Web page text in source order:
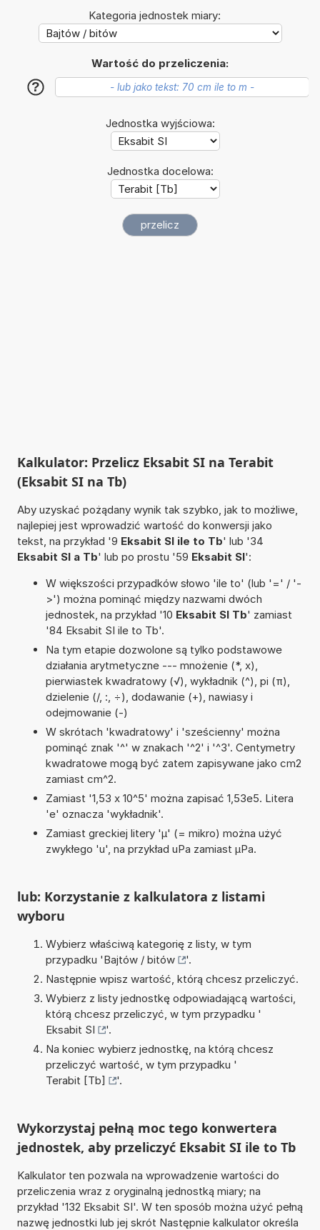
Kategoria jednostek miary:
Wartość do przeliczenia:
?
Jednostka wyjściowa:
Jednostka docelowa:
Kalkulator: Przelicz Eksabit SI na Terabit
(Eksabit SI na Tb)
Aby uzyskać pożądany wynik tak szybko, jak to możliwe,
najlepiej jest wprowadzić wartość do konwersji jako
tekst, na przykład '9 Eksabit SI ile to Tb' lub '34
Eksabit SI a Tb' lub po prostu '59 Eksabit SI':
W większości przypadków słowo 'ile to' (lub '=' / '-
>') można pominąć między nazwami dwóch
jednostek, na przykład '10 Eksabit SI Tb' zamiast
'84 Eksabit SI ile to Tb'.
Na tym etapie dozwolone są tylko podstawowe
działania arytmetyczne --- mnożenie (*, x),
pierwiastek kwadratowy (√), wykładnik (^), pi (π),
dzielenie (/, :, ÷), dodawanie (+), nawiasy i
odejmowanie (-)
W skrótach 'kwadratowy' i 'sześcienny' można
pominąć znak '^' w znakach '^2' i '^3'. Centymetry
kwadratowe mogą być zatem zapisywane jako cm2
zamiast cm^2.
Zamiast '1,53 x 10^5' można zapisać 1,53e5. Litera
'e' oznacza 'wykładnik'.
Zamiast greckiej litery 'µ' (= mikro) można użyć
zwykłego 'u', na przykład uPa zamiast µPa.
lub: Korzystanie z kalkulatora z listami
wyboru
Wybierz właściwą kategorię z listy, w tym
przypadku 'Bajtów / bitów
'.
Następnie wpisz wartość, którą chcesz przeliczyć.
Wybierz z listy jednostkę odpowiadającą wartości,
którą chcesz przeliczyć, w tym przypadku '
Eksabit SI
'.
Na koniec wybierz jednostkę, na którą chcesz
przeliczyć wartość, w tym przypadku '
Terabit [Tb]
'.
Wykorzystaj pełną moc tego konwertera
jednostek, aby przeliczyć Eksabit SI ile to Tb
Kalkulator ten pozwala na wprowadzenie wartości do
przeliczenia wraz z oryginalną jednostką miary; na
przykład '132 Eksabit SI'. W ten sposób można użyć pełną
nazwę jednostki lub jej skrót Następnie kalkulator określa